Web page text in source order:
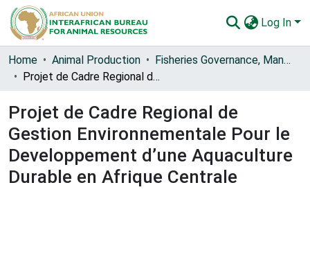
Log In
Communities & Collections
All of AU-IBAR Repository
Statistics
Home Animal Production
Fisheries Governance, Management and Blue Economy [FishGov1 and 2]
Projet de Cadre Regional de Gestion Environnementale Pour le Developpement d’une Aquaculture Durable en Afrique Centrale
Projet de Cadre Regional de
Gestion Environnementale Pour le
Developpement d’une Aquaculture
Durable en Afrique Centrale